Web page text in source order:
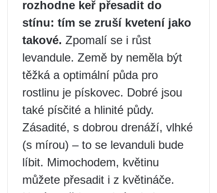
rozhodne keř přesadit do
stínu: tím se zruší kvetení jako
takové. Zpomalí se i růst
levandule. Země by neměla být
těžká a optimální půda pro
rostlinu je pískovec. Dobré jsou
také písčité a hlinité půdy.
Zásadité, s dobrou drenáží, vlhké
(s mírou) – to se levanduli bude
líbit. Mimochodem, květinu
můžete přesadit i z květináče.